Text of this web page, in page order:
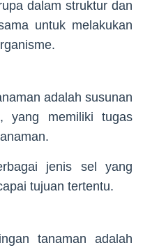
dalam struktur dan
untuk melakukan
adalah susunan
yang memiliki tugas
jenis sel yang
tujuan tertentu.
tanaman adalah